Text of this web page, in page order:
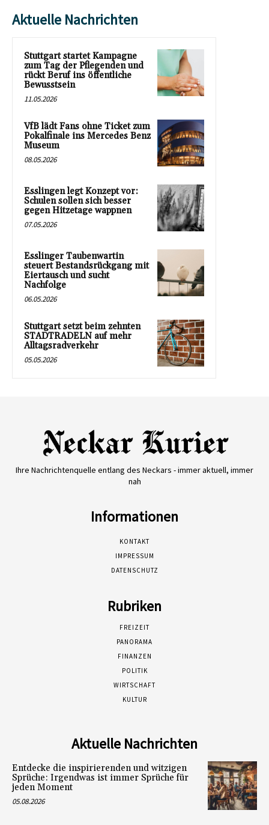
Aktuelle Nachrichten
Stuttgart startet Kampagne
zum Tag der Pflegenden und
rückt Beruf ins öffentliche
Bewusstsein
11.05.2026
VfB lädt Fans ohne Ticket zum
Pokalfinale ins Mercedes Benz
Museum
08.05.2026
Esslingen legt Konzept vor:
Schulen sollen sich besser
gegen Hitzetage wappnen
07.05.2026
Esslinger Taubenwartin
steuert Bestandsrückgang mit
Eiertausch und sucht
Nachfolge
06.05.2026
Stuttgart setzt beim zehnten
STADTRADELN auf mehr
Alltagsradverkehr
05.05.2026
Ihre Nachrichtenquelle entlang des Neckars - immer aktuell, immer
nah
Informationen
KONTAKT
IMPRESSUM
DATENSCHUTZ
Rubriken
FREIZEIT
PANORAMA
FINANZEN
POLITIK
WIRTSCHAFT
KULTUR
Aktuelle Nachrichten
Entdecke die inspirierenden und witzigen
Sprüche: Irgendwas ist immer Sprüche für
jeden Moment
05.08.2026